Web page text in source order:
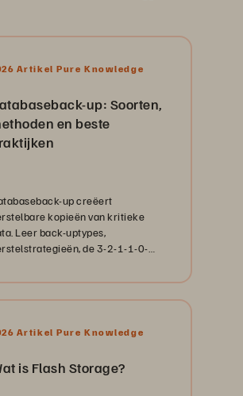
Artikel Pure Knowledge
up: Soorten,
en beste
up creëert
kopieën van kritieke
Leer back-uptypes,
de 3-2-1-1-0-
Artikel Pure Knowledge
is Flash Storage?